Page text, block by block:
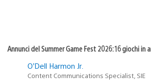
Annunci del Summer Game Fest 2026: 16 giochi in
O’Dell Harmon Jr.
Content Communications Specialist, SIE